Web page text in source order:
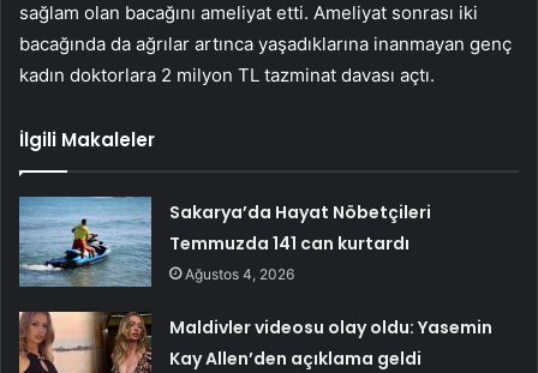
sağlam olan bacağını ameliyat etti. Ameliyat sonrası iki
bacağında da ağrılar artınca yaşadıklarına inanmayan genç
kadın doktorlara 2 milyon TL tazminat davası açtı.
İlgili Makaleler
Sakarya’da Hayat Nöbetçileri
Temmuzda 141 can kurtardı
Ağustos 4, 2026
Maldivler videosu olay oldu: Yasemin
Kay Allen’den açıklama geldi